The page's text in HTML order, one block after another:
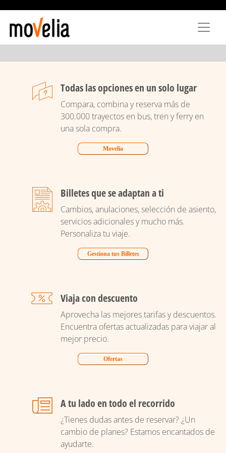
content
Todas las opciones en un solo lugar
Compara, combina y reserva más de
300.000 trayectos en bus, tren y ferry en
una sola compra.
Movelia
Billetes que se adaptan a ti
Cambios, anulaciones, selección de asiento,
servicios adicionales y mucho más.
Personaliza tu viaje.
Gestiona tus Billetes
Viaja con descuento
Aprovecha las mejores tarifas y descuentos.
Encuentra ofertas actualizadas para viajar al
mejor precio.
Ofertas
A tu lado en todo el recorrido
¿Tienes dudas antes de reservar? ¿Un
cambio de planes? Estamos encantados de
ayudarte.